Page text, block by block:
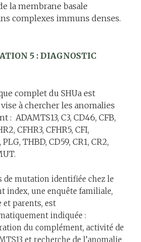
la membrane basale
complexes immuns denses.
5 : DIAGNOSTIC
complet du SHUa est
à chercher les anomalies
: ADAMTS13, C3, CD46, CFB,
CFHR3, CFHR5, CFI,
THBD, CD59, CR1, CR2,
de mutation identifiée chez le
index, une enquête familiale,
et parents, est
indiquée :
du complément, activité de
et recherche de l’anomalie